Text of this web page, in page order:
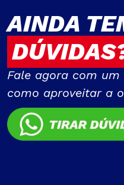
AINDA
Fale agora com
como aproveitar a